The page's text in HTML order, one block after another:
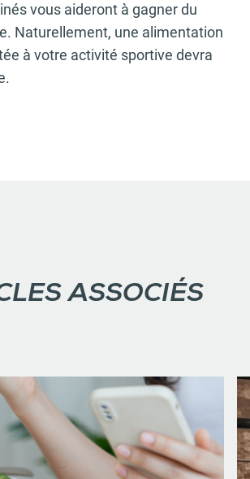
vous aideront à gagner du
Naturellement, une alimentation
à votre activité sportive devra
ASSOCIÉS